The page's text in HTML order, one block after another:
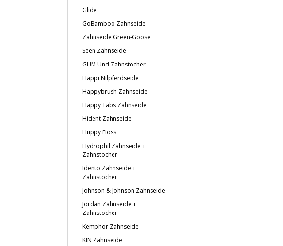
Glide
GoBamboo Zahnseide
Zahnseide Green-Goose
Seen Zahnseide
GUM Und Zahnstocher
Happi Nilpferdseide
Happybrush Zahnseide
Happy Tabs Zahnseide
Hident Zahnseide
Huppy Floss
Hydrophil Zahnseide +
Zahnstocher
Idento Zahnseide +
Zahnstocher
Johnson & Johnson Zahnseide
Jordan Zahnseide +
Zahnstocher
Kemphor Zahnseide
KIN Zahnseide